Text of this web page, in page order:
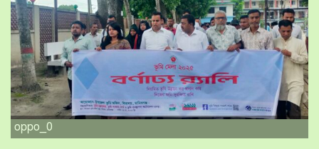
oppo_0